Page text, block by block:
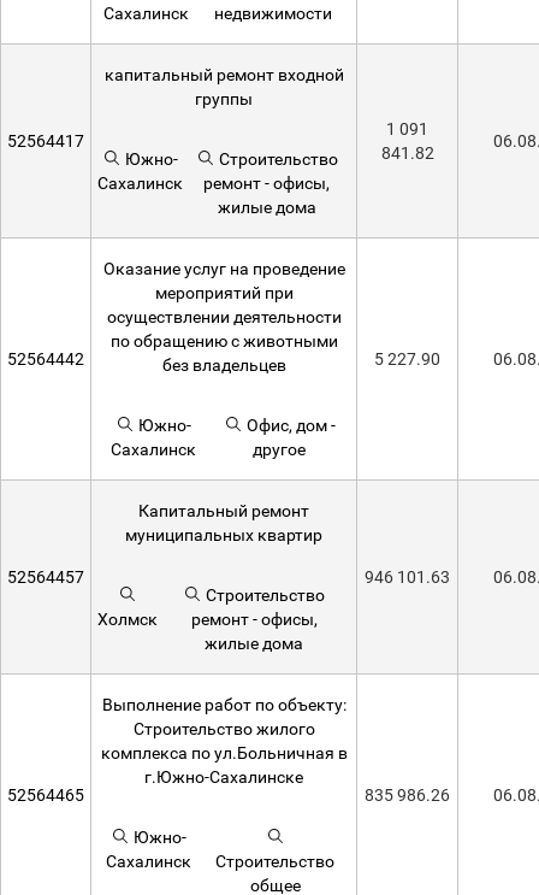
Сахалинск
недвижимости
52564417
капитальный ремонт входной
группы
Южно-
Сахалинск
Строительство
ремонт - офисы,
жилые дома
1 091
841.82
52564442
Оказание услуг на проведение
мероприятий при
осуществлении деятельности
по обращению с животными
без владельцев
Южно-
Сахалинск
Офис, дом -
другое
5 227.90
52564457
Капитальный ремонт
муниципальных квартир
Холмск
Строительство
ремонт - офисы,
жилые дома
946 101.63
52564465
Выполнение работ по объекту:
Строительство жилого
комплекса по ул.Больничная в
г.Южно-Сахалинске
Южно-
Сахалинск
Строительство
общее
835 986.26